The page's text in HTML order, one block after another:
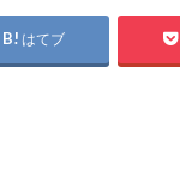
はてブ